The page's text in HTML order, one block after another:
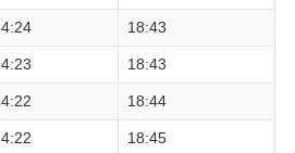
4:24 18:43
4:23 18:43
4:22 18:44
4:22 18:45